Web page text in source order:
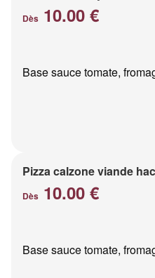
Dès 10.00 €
Base sauce tomate,
Pizza calzone viande
Dès 10.00 €
Base sauce tomate,